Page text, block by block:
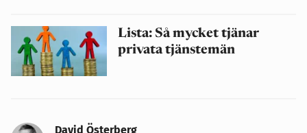
Lista: Så mycket tjänar
privata tjänstemän
David Österberg